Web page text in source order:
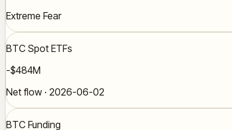
Extreme Fear
BTC Spot ETFs
-$484M
Net flow · 2026-06-02
BTC Funding